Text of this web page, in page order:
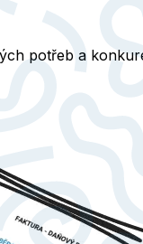
potřeb a